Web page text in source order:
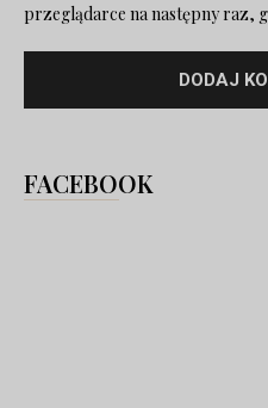
przeglądarce na następny raz,
FACEBOOK